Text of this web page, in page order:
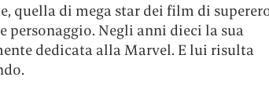
quella di mega star dei film di
Negli anni dieci la sua
dedicata alla Marvel. E lui risulta